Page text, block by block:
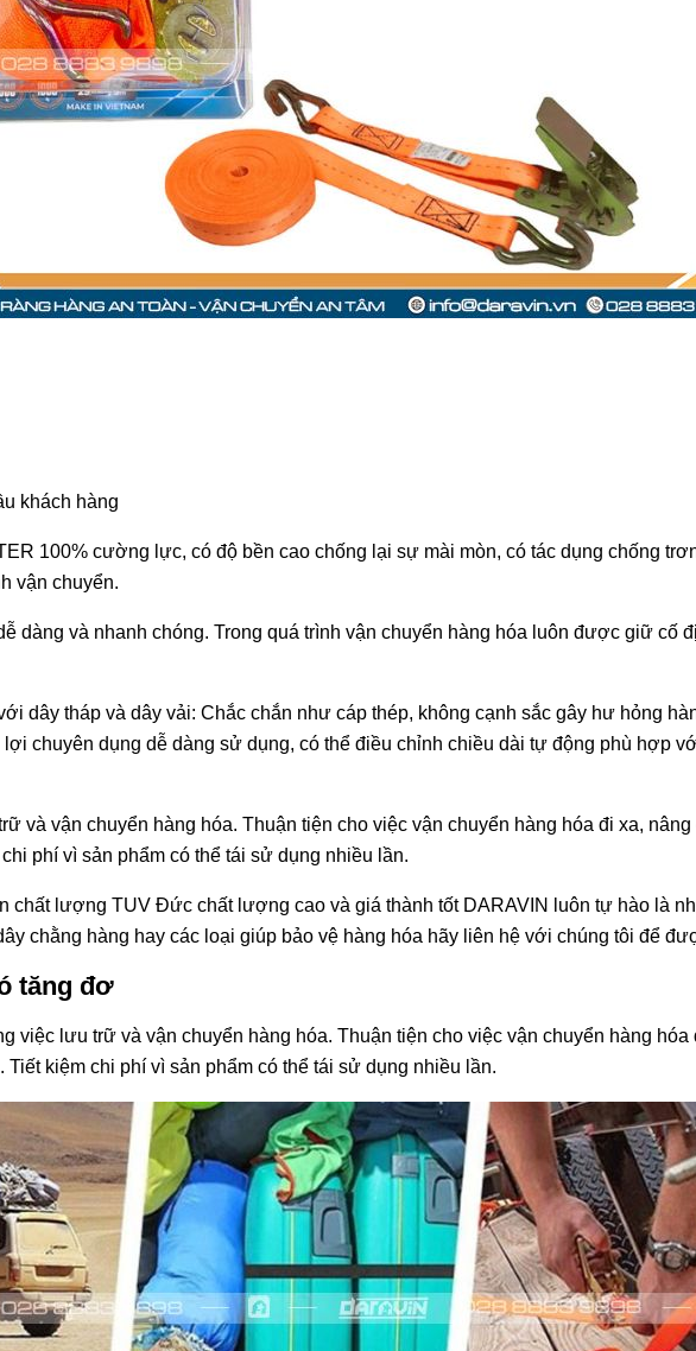
khách hàng
100% cường lực, có độ bền cao chống lại sự mài mòn, có tác dụng chống
vận chuyển.
dàng và nhanh chóng. Trong quá trình vận chuyển hàng hóa luôn được giữ cố
dây tháp và dây vải: Chắc chắn như cáp thép, không cạnh sắc gây hư hỏng
chuyên dụng dễ dàng sử dụng, có thể điều chỉnh chiều dài tự động phù hợp
và vận chuyển hàng hóa. Thuận tiện cho việc vận chuyển hàng hóa đi xa,
phí vì sản phẩm có thể tái sử dụng nhiều lần.
chất lượng TUV Đức chất lượng cao và giá thành tốt DARAVIN luôn tự hào là
chằng hàng hay các loại giúp bảo vệ hàng hóa hãy liên hệ với chúng tôi để
tăng đơ
việc lưu trữ và vận chuyển hàng hóa. Thuận tiện cho việc vận chuyển hàng hóa
kiệm chi phí vì sản phẩm có thể tái sử dụng nhiều lần.